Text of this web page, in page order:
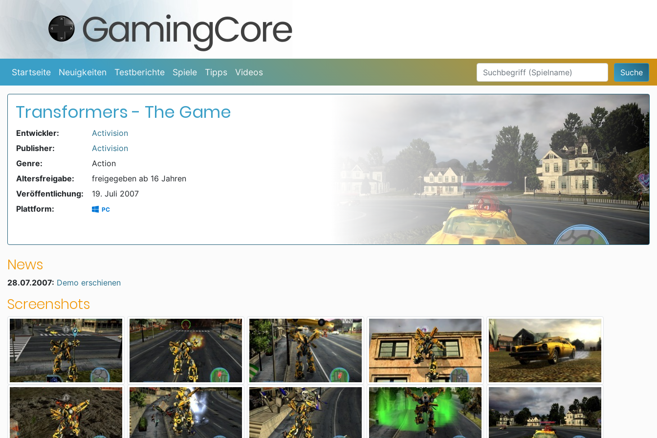
Startseite Neuigkeiten Testberichte Spiele Tipps Videos Suche
Transformers - The Game
Entwickler:
Activision
Publisher:
Activision
Genre:
Action
Altersfreigabe:
freigegeben ab 16 Jahren
Veröffentlichung:
19. Juli 2007
Plattform:
PC
News
28.07.2007: Demo erschienen
Screenshots